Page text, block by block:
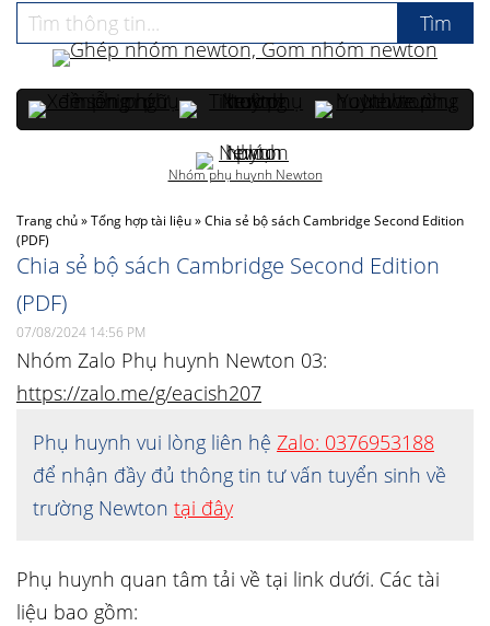
Trang chủ»Tổng hợp tài liệu»Chia sẻ bộ sách Cambridge Second Edition
(PDF)
Chia sẻ bộ sách Cambridge Second Edition
(PDF)
07/08/2024 14:56 PM
Nhóm Zalo Phụ huynh Newton 03:
https://zalo.me/g/eacish207
Phụ huynh vui lòng liên hệ Zalo: 0376953188
để nhận đầy đủ thông tin tư vấn tuyển sinh về
trường Newton tại đây
Phụ huynh quan tâm tải về tại link dưới. Các tài
liệu bao gồm:
Nhóm phụ huynh Newton